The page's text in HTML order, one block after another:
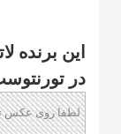
در
لطفا روی عکس